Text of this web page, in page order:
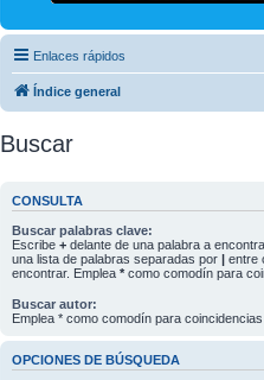
Enlaces rápidos
Índice general
Buscar
CONSULTA
Buscar palabras clave:
Escribe + delante de una palabra a
una lista de palabras separadas por | entre
encontrar. Emplea * como comodín para
Buscar autor:
Emplea * como comodín para coincidencias
OPCIONES DE BÚSQUEDA